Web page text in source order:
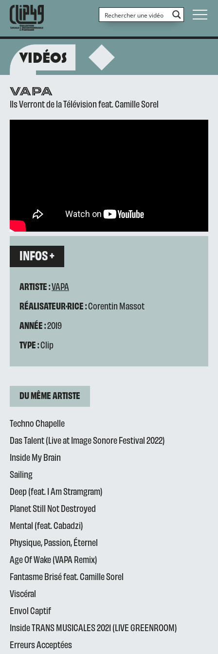
VIDÉOS
VAPA
Ils Verront de la Télévision feat. Camille Sorel
INFOS +
ARTISTE :VAPA
RÉALISATEUR·RICE :Corentin Massot
ANNÉE :2019
TYPE :Clip
DU MÊME ARTISTE
Techno Chapelle
Das Talent (Live at Image Sonore Festival 2022)
Inside My Brain
Sailing
Deep (feat. I Am Stramgram)
Planet Still Not Destroyed
Mental (feat. Cabadzi)
Physique, Passion, Éternel
Age Of Wake (VAPA Remix)
Fantasme Brisé feat. Camille Sorel
Viscéral
Envol Captif
Inside TRANS MUSICALES 2021 (LIVE GREENROOM)
Erreurs Acceptées